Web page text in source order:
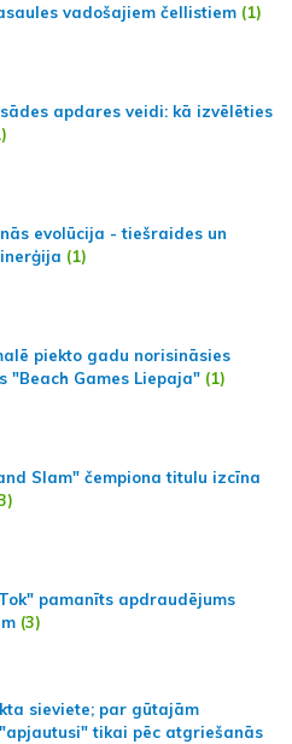
vadošajiem čellistiem (1)
apdares veidi: kā izvēlēties
evolūcija - tiešraides un
(1)
piekto gadu norisināsies
"Beach Games Liepaja" (1)
Slam" čempiona titulu izcīna
pamanīts apdraudējums
(3)
sieviete; par gūtajām
tikai pēc atgriešanās